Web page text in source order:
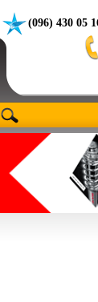
(096) 430 05